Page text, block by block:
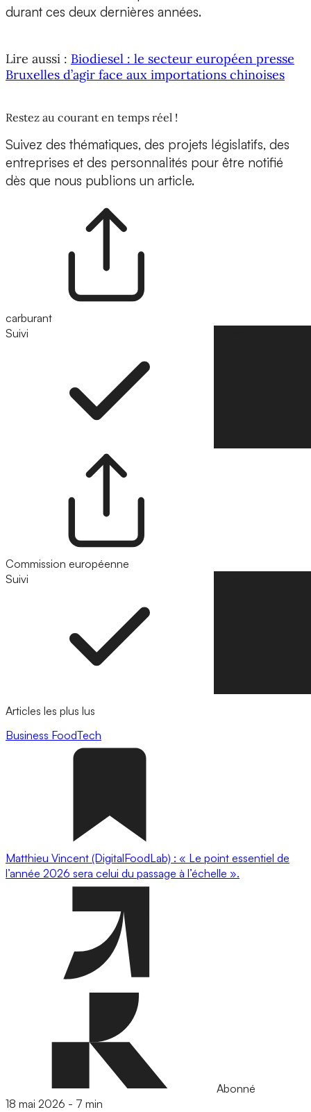
durant ces deux dernières années.
Lire aussi : Biodiesel : le secteur européen presse
Bruxelles d’agir face aux importations chinoises
Restez au courant en temps réel !
Suivez des thématiques, des projets législatifs, des
entreprises et des personnalités pour être notifié
dès que nous publions un article.
carburant
Suivi
Commission européenne
Suivi
Articles les plus lus
Business FoodTech
Matthieu Vincent (DigitalFoodLab) : « Le point essentiel de
l’année 2026 sera celui du passage à l’échelle ».
Abonné
18 mai 2026 - 7 min